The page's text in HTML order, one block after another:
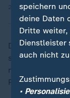
25.09.2025 | 0:22
Dieses
staatlichen
neuer
Prognosen
speichern
deine Daten
Dritte
Dienstleister
auch nicht
•